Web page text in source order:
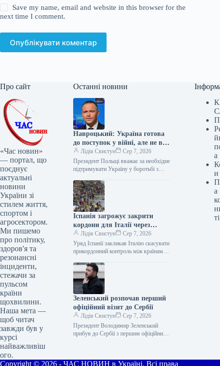
Save my name, email and website in this browser for the
next time I comment.
Опублікувати коментар
Про сайт
«Час новин»
— портал, що
поєднує
актуальні
новини
України зі
стилем життя,
спортом і
агросектором.
Ми пишемо
про політику,
здоров'я та
резонансні
інциденти,
стежачи за
пульсом
країни
щохвилини.
Наша мета —
щоб читач
завжди був у
курсі
найважливіш
ого.
Останні новини
Навроцький: Україна готова
до поступок у війні, але не в
питаннях історії
Лідія Свистун
Сер 7, 2026
Президент Польщі вважає за необхідне
підтримувати Україну у боротьбі з
України – у стратегічних інтересах…
Іспанія загрожує закрити
кордони для Італії через
міграційний тиск
Лідія Свистун
Сер 7, 2026
Уряд Іспанії закликав Італію скасувати
прикордонний контроль між країнами
“пропорційні заходи” для захисту
інтересів іспанських громадян.…
Зеленський розпочав перший
офіційний візит до Сербії
Лідія Свистун
Сер 7, 2026
Президент Володимир Зеленський
прибув до Сербії з першим офіційним
а
и
а
ті
Copyright © 2026 - ЧАС НОВИН в Україні. Всі права